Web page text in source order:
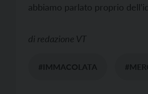
abbiamo parlato proprio
di redazione VT
#IMMACOLATA